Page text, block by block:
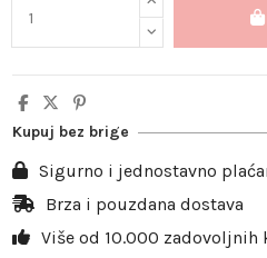
Kupuj bez brige
Sigurno i jednostavno
Brza i pouzdana dostava
Više od 10.000 zadovoljnih